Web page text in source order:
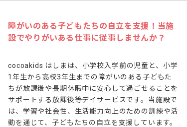
障がいのある子どもたちの自立を支援！当施
設でやりがいある仕事に従事しませんか？
cocoakids はしまは、小学校入学前の児童と、小学
1年生から高校3年生までの障がいのある子どもた
ちが放課後や長期休暇中に安心して過ごせることを
サポートする放課後等デイサービスです。当施設で
は、学習や社会性、生活能力向上のための訓練や活
動を通じて、子どもたちの自立を支援しています。